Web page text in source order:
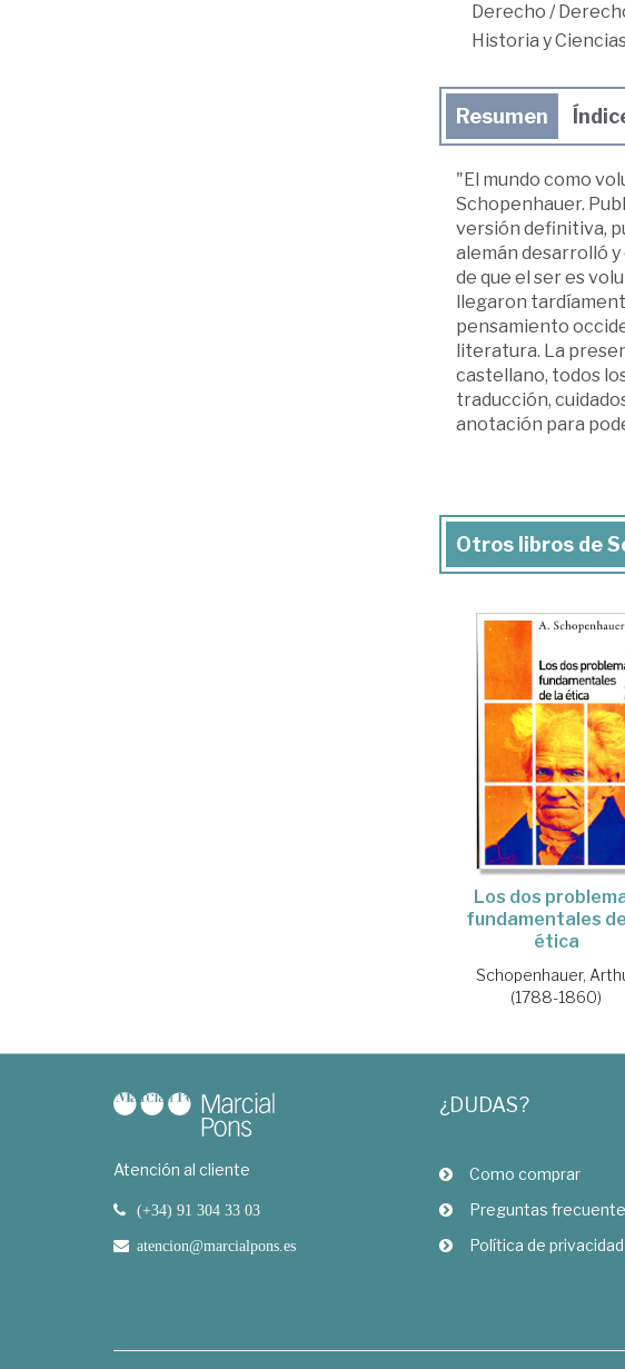
Derecho /
Historia y
Resumen
"El mundo como
Schopenhauer.
versión definitiva,
alemán desarrolló
de que el ser es
llegaron
pensamiento
literatura. La
castellano, todos
traducción,
anotación para
Otros libros de
Los dos
fundamentales
ética
Schopenhauer,
(1788-1860)
Atención al cliente
(+34) 91 304 33 03
atencion@marcialpons.es
¿DUDAS?
Como comprar
Preguntas
Política de privacidad